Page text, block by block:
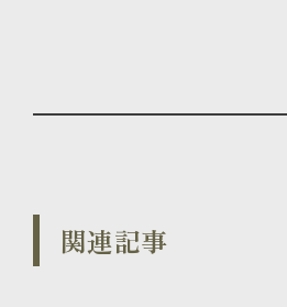
関連記事